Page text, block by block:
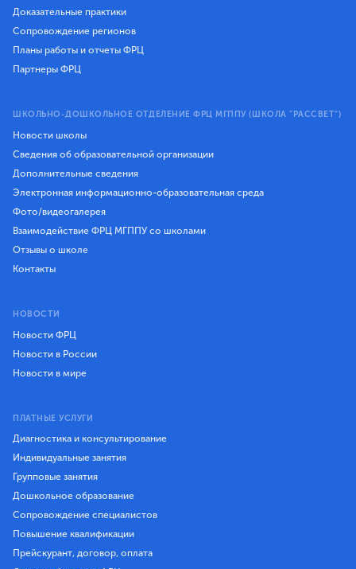
Доказательные практики
Сопровождение регионов
Планы работы и отчеты ФРЦ
Партнеры ФРЦ
ШКОЛЬНО-ДОШКОЛЬНОЕ ОТДЕЛЕНИЕ ФРЦ МГППУ (ШКОЛА "РАССВЕТ")
Новости школы
Сведения об образовательной организации
Дополнительные сведения
Электронная информационно-образовательная среда
Фото/видеогалерея
Взаимодействие ФРЦ МГППУ со школами
Отзывы о школе
Контакты
НОВОСТИ
Новости ФРЦ
Новости в России
Новости в мире
ПЛАТНЫЕ УСЛУГИ
Диагностика и консультирование
Индивидуальные занятия
Групповые занятия
Дошкольное образование
Сопровождение специалистов
Повышение квалификации
Прейскурант, договор, оплата